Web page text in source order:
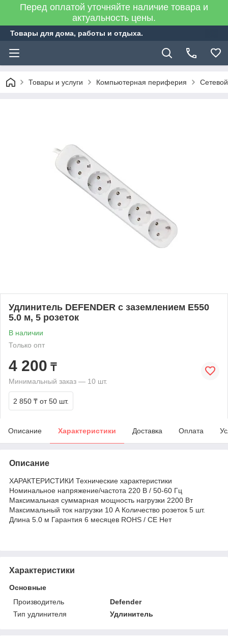
Перед оплатой уточняйте наличие товара и
актуальность цены.
Товары для дома, работы и отдыха.
Товары и услуги Компьютерная периферия
Удлинитель DEFENDER с заземлением E550
5.0 м, 5 розеток
В наличии
Только опт
4 200 ₸
Минимальный заказ — 10 шт.
2 850 ₸ от 50 шт.
Описание Характеристики Доставка Оплата
Описание
ХАРАКТЕРИСТИКИ Технические характеристики
Номинальное напряжение/частота 220 В / 50-60 Гц
Максимальная суммарная мощность нагрузки 2200 Вт
Максимальный ток нагрузки 10 А Количество розеток 5 шт.
Длина 5.0 м Гарантия 6 месяцев ROHS / CE Нет
Характеристики
Основные
Производитель
Defender
Тип удлинителя
Удлинитель